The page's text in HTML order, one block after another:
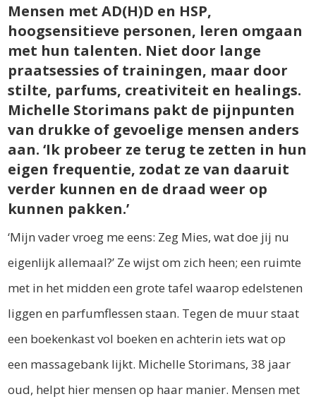
Mensen met AD(H)D en HSP,
hoogsensitieve personen, leren omgaan
met hun talenten. Niet door lange
praatsessies of trainingen, maar door
stilte, parfums, creativiteit en healings.
Michelle Storimans pakt de pijnpunten
van drukke of gevoelige mensen anders
aan. ‘Ik probeer ze terug te zetten in hun
eigen frequentie, zodat ze van daaruit
verder kunnen en de draad weer op
kunnen pakken.’
‘Mijn vader vroeg me eens: Zeg Mies, wat doe jij nu
eigenlijk allemaal?’ Ze wijst om zich heen; een ruimte
met in het midden een grote tafel waarop edelstenen
liggen en parfumflessen staan. Tegen de muur staat
een boekenkast vol boeken en achterin iets wat op
een massagebank lijkt. Michelle Storimans, 38 jaar
oud, helpt hier mensen op haar manier. Mensen met